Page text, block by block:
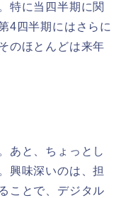
特に当四半期に関
4四半期にはさらに
のほとんどは来年
あと、ちょっとし
興味深いのは、担
ことで、デジタル